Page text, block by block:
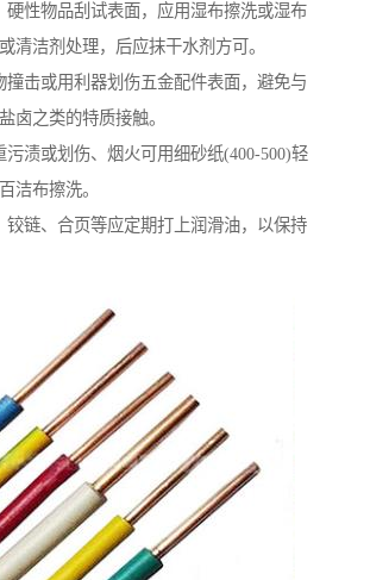
硬性物品刮试表面，应用湿布擦洗或湿布
清洁剂处理，后应抹干水剂方可。
撞击或用利器划伤五金配件表面，避免与
卤之类的特质接触。
污渍或划伤、烟火可用细砂纸(400-500)轻
洁布擦洗。
铰链、合页等应定期打上润滑油，以保持